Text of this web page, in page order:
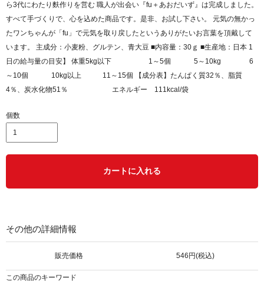
ら3代にわたり麩作りを営む 職人が出会い『fu＋あおだいず』は完成しました。
すべて手づくりで、心を込めた商品です。是非、お試し下さい。 元気の無かっ
たワンちゃんが「fu」で元気を取り戻したというありがたいお言葉を頂戴して
います。 主成分：小麦粉、グルテン、青大豆 ■内容量：30ｇ ■生産地：日本 1
日の給与量の目安】 体重5kg以下 1～5個 5～10kg 6
～10個 10kg以上 11～15個 【成分表】たんぱく質32％、脂質
4％、炭水化物51％ エネルギー 111kcal/袋
個数
カートに入れる
その他の詳細情報
販売価格 546円(税込)
この商品のキーワード